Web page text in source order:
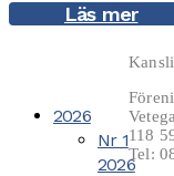
Läs mer
2026
Nr 1
2026
118
Tel: